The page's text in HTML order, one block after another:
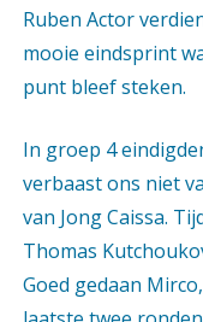
Ruben Actor
mooie eindsprint
punt bleef steken.
In groep 4
verbaast ons niet
van Jong Caissa.
Thomas
Goed gedaan